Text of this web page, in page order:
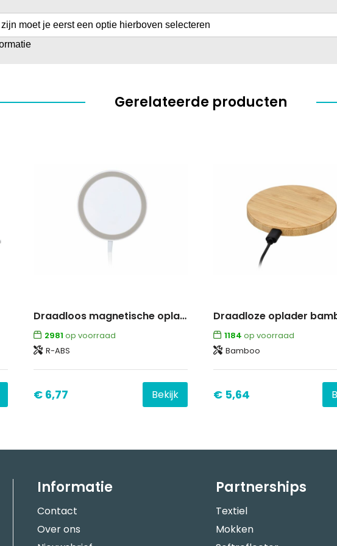
moet je eerst een optie hierboven selecteren
Gerelateerde producten
Draadloos magnetische oplader 15W
2981 op voorraad
R-ABS
€ 6,77 Bekijk
1184 op voorraad
Bamboo
€ 5,64
Informatie
Contact
Over ons
Partnerships
Textiel
Mokken